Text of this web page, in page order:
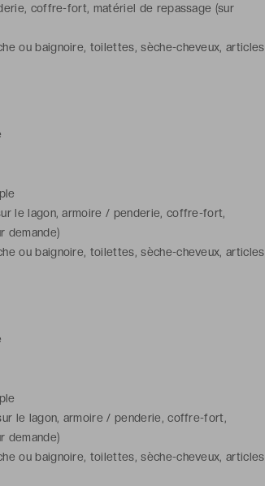
coffre-fort, matériel de repassage (sur
ou baignoire, toilettes, sèche-cheveux, articles
le lagon, armoire / penderie, coffre-fort,
demande)
ou baignoire, toilettes, sèche-cheveux, articles
le lagon, armoire / penderie, coffre-fort,
demande)
ou baignoire, toilettes, sèche-cheveux, articles